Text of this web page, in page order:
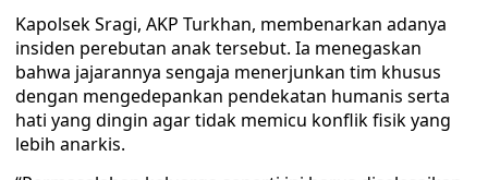
Kapolsek Sragi, AKP Turkhan, membenarkan adanya
insiden perebutan anak tersebut. Ia menegaskan
bahwa jajarannya sengaja menerjunkan tim khusus
dengan mengedepankan pendekatan humanis serta
hati yang dingin agar tidak memicu konflik fisik yang
lebih anarkis.